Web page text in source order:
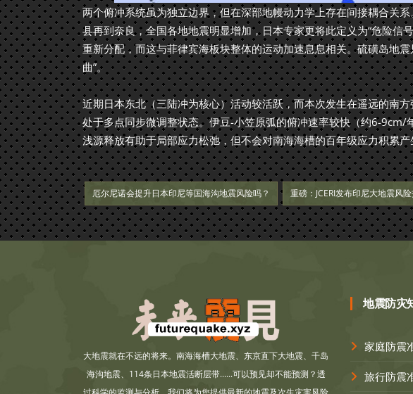
两个俯冲系统虽为独立边界，但在深部地幔动力学上存在间接耦合关
县再到奈良，全国各地地震明显增加，日本专家更将此定义为“危险信
重新分配，而这与菲律宾海板块整体的运动加速息息相关。硫磺岛地
曲”。
近期日本东北（三陆冲为核心）活动较活跃，而本次发生在遥远的南
处于多点同步微调整状态。伊豆-小笠原弧的俯冲速率较快（约6-9cm/
浅源释放有助于局部应力松弛，但不会对南海海槽的百年级应力积累
厄尔尼诺会提升日本印尼等国海沟地震风险吗？ 重磅：JCERI发布印尼大地震风
大地震就在不远的将来。南海海槽大地震、东京直下大地震、千岛
海沟地震、114条日本地震活断层带......可以预见却不能预测？透
地震防灾
家庭防震
旅行防震